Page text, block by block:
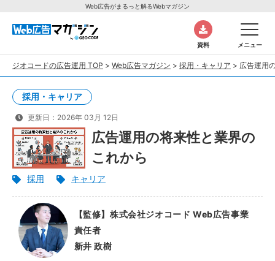
Web広告がまるっと解るWebマガジン
資料 メニュー
ジオコードの広告運用 TOP > Web広告マガジン > 採用・キャリア > 広告運用
採用・キャリア
更新日：2026年 03月 12日
広告運用の将来性と業界の
これから
採用 キャリア
【監修】株式会社ジオコード Web広告事業
責任者
新井 政樹